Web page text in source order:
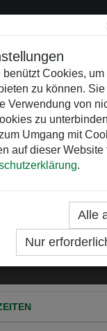
benützt Cookies,
zu können.
Verwendung von
zu
Umgang mit
auf dieser Website
.
Alle
Nur
+43/1/470 37 00